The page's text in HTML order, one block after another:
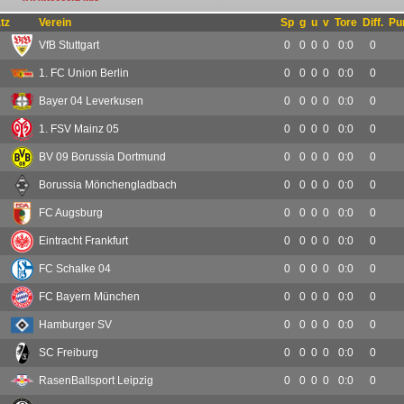
Verein Sp g u v Tore Diff.
VfB Stuttgart
0 0 0 0 0:0 0
1. FC Union Berlin 0 0 0 0 0:0 0
Bayer 04 Leverkusen 0 0 0 0 0:0 0
1. FSV Mainz 05 0 0 0 0 0:0 0
BV 09 Borussia Dortmund 0 0 0 0 0:0 0
Borussia Mönchengladbach 0 0 0 0 0:0 0
FC Augsburg 0 0 0 0 0:0 0
Eintracht Frankfurt 0 0 0 0 0:0 0
FC Schalke 04 0 0 0 0 0:0 0
FC Bayern München 0 0 0 0 0:0 0
Hamburger SV 0 0 0 0 0:0 0
SC Freiburg 0 0 0 0 0:0 0
RasenBallsport Leipzig 0 0 0 0 0:0 0